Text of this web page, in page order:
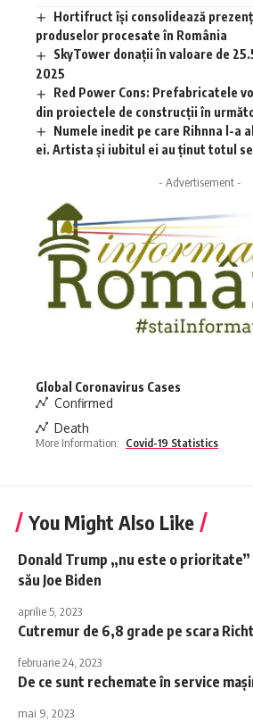
Hortifruct își consolidează
produselor procesate în România
SkyTower donații în valoare de
2025
Red Power Cons: Prefabricatele
din proiectele de construcții în
Numele inedit pe care Rihnna l-a
ei. Artista și iubitul ei au ținut totul
- Advertisement -
Global Coronavirus Cases
Confirmed
Death
More Information: Covid-19 Statistics
You Might Also Like
Donald Trump „nu este o
său Joe Biden
aprilie 5, 2023
Cutremur de 6,8 grade pe scara
februarie 24, 2023
De ce sunt rechemate în service
mai 9, 2023